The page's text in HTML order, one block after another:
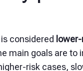
considered
main goals are to
risk cases,